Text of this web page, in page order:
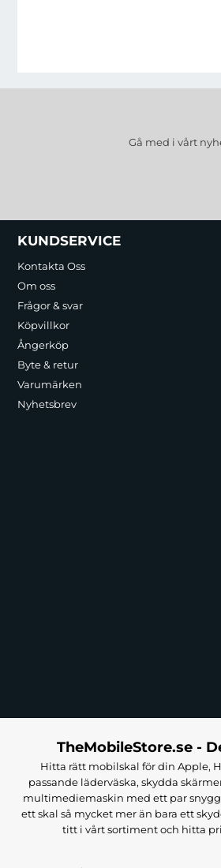
Gå med i vårt
Sidfot Blandad info
KUNDSERVICE
Kontakta Oss
Om oss
Frågor & svar
Köpvillkor
Ångerköp
Byte & retur
Varumärken
Nyhetsbrev
TheMobileStore.se -
Hitta rätt mobilskal för din Apple,
passande läderväska, skydda
multimediemaskin med ett par
ett skal så mycket mer än bara ett
titt i vårt sortiment och hitta